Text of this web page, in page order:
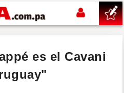
es el Cavani